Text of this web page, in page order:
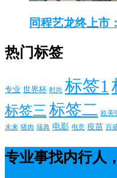
同程艺龙终上市
热门标签
专业 世界杯 时尚 标签1
标签三标签二 欧美
未来 猪肉 瑞典 电影 电竞 疫苗 百
专业事找内行人